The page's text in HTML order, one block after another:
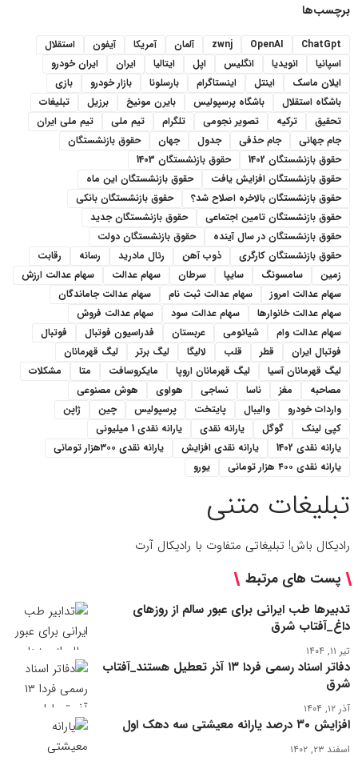
برچسب‌ها
ChatGpt
OpenAI
zwnj آلمان آمریکا آیفون
استقلال
اسپانیا
انویدیا انگلیس اپل ایتالیا ایران
ایران خودرو
ایلان ماسک
اینتل اینستاگرام بارسلونا بازار خودرو
بازی
باشگاه استقلال
باشگاه پرسپولیس بایرن مونیخ برزیل
تبلیغات
تحقیق
ترکیه تصویر نجومی تلگرام تیم ملی
تیم ملی ایران
جام جهانی
جام حذفی جدول جهان
حقوق بازنشستگان
حقوق بازنشستگان 1402
حقوق بازنشستگان 1403
حقوق بازنشستگان افزایش یافت
حقوق بازنشستگان این ماه
حقوق بازنشستگان بالاخره اصلاح شد؟
حقوق بازنشستگان بانکی
حقوق بازنشستگان تامین اجتماعی
حقوق بازنشستگان جدید
حقوق بازنشستگان در سال آینده
حقوق بازنشستگان دولت
حقوق بازنشستگان کارگری
ذوب آهن رئال مادرید رسانه
رقابت
زمین
سامسونگ سایپا سرطان سهام عدالت
سهام عدالت ارزش
سهام عدالت امروز
سهام عدالت ثبت نام
سهام عدالت جاماندگان
سهام عدالت خانوارها
سهام عدالت سود
سهام عدالت فروش
سهام عدالت وام
شیائومی عربستان فدراسیون فوتبال
فوتبال
فوتبال ایران
قطر قلب لالیگا لیگ برتر
لیگ قهرمانان
لیگ قهرمانان آسیا
لیگ قهرمانان اروپا مایکروسافت متا
مشکلات
مصاحبه
مغز ناسا نساجی هواوی
هوش مصنوعی
واردات خودرو
والیبال پایتخت پرسپولیس چین
ژاپن
کپی لینک
گوگل یارانه نقدی
یارانه نقدی 1 میلیونی
یارانه نقدی 1402
یارانه نقدی افزایش
یارانه نقدی ۳۰۰هزار تومانی
یارانه نقدی ۴۰۰ هزار تومانی
یورو
تبلیغات متنی
رادیکال باش! تبلیغاتی متفاوت با رادیکال آرت
پست های مرتبط
تدبیرها طب ایرانی برای عبور سالم از روزهای
داغ_آفتاب شرق
تیر ۱۱, ۱۴۰۴
دفاتر اسناد رسمی فردا ۱۳ آذر تعطیل هستند_آفتاب
شرق
آذر ۱۲, ۱۴۰۴
افزایش ۳۰ درصد یارانه معیشتی سه دهک اول
اسفند ۲۳, ۱۴۰۲